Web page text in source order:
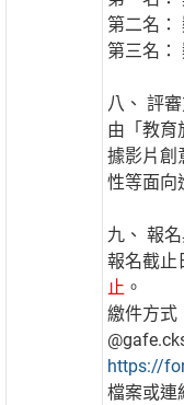
第二名：
第三名：
八、 評
由「教育
據影片創
性等面向
九、 報
報名截止
止 。
繳件方式
https://
檔案或連